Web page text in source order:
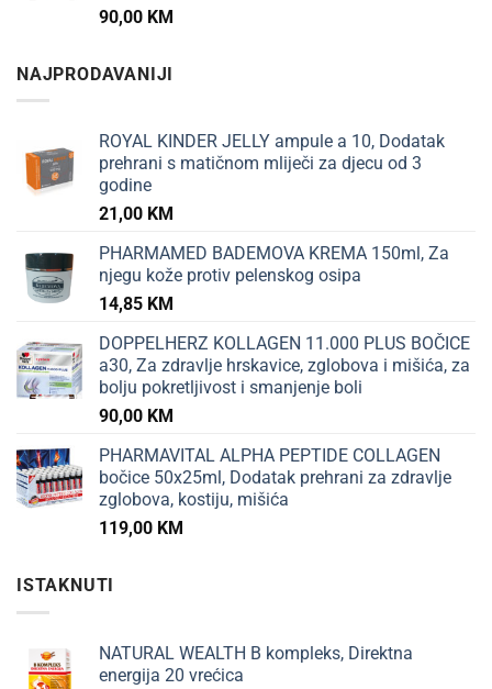
90,00 KM
NAJPRODAVANIJI
ROYAL KINDER JELLY ampule a 10, Dodatak
prehrani s matičnom mliječi za djecu od 3
godine
21,00 KM
PHARMAMED BADEMOVA KREMA 150ml, Za
njegu kože protiv pelenskog osipa
14,85 KM
DOPPELHERZ KOLLAGEN 11.000 PLUS BOČICE
a30, Za zdravlje hrskavice, zglobova i mišića, za
bolju pokretljivost i smanjenje boli
90,00 KM
PHARMAVITAL ALPHA PEPTIDE COLLAGEN
bočice 50x25ml, Dodatak prehrani za zdravlje
zglobova, kostiju, mišića
119,00 KM
ISTAKNUTI
NATURAL WEALTH B kompleks, Direktna
energija 20 vrećica